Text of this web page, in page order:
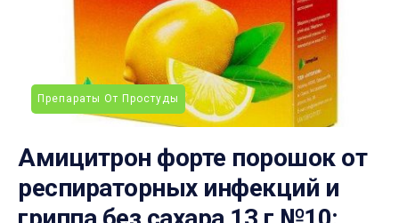
Препараты От Простуды
Амицитрон форте порошок от
респираторных инфекций и